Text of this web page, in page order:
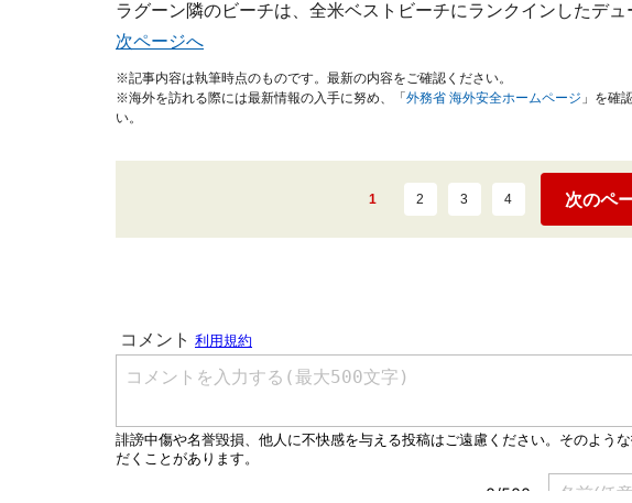
ラグーン隣のビーチは、全米ベストビーチにランクインしたデ
次ページへ
※記事内容は執筆時点のものです。最新の内容をご確認ください。
※海外を訪れる際には最新情報の入手に努め、「 外務省 海外安全ホームページ 」を確
い。
1 2 3 4 次のペ